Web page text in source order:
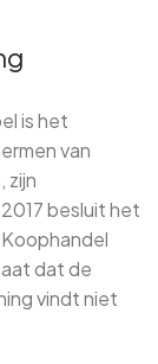
is het
van
zijn
besluit het
dat de
vindt niet